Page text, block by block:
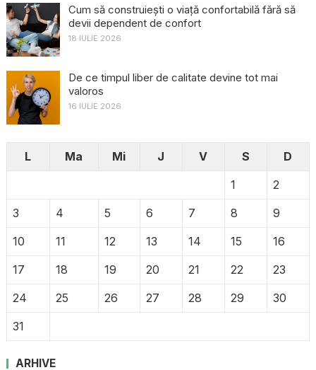
Cum să construiești o viață confortabilă fără să
devii dependent de confort
18 IULIE 2026
De ce timpul liber de calitate devine tot mai
valoros
16 IULIE 2026
L Ma Mi J V S
D
1
2
3
4 5 6 7 8
9
10
11 12 13 14 15
16
17
18 19 20 21 22
23
24
25 26 27 28 29
30
31
ARHIVE